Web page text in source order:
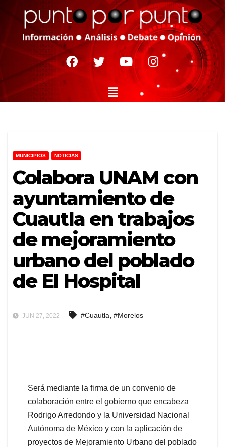
MUNICIPIOS NOTICIAS
Colabora UNAM con
ayuntamiento de
Cuautla en trabajos
de mejoramiento
urbano del poblado
de El Hospital
JUN 27, 2022 #Cuautla, #Morelos
Será mediante la firma de un convenio de
colaboración entre el gobierno que encabeza
Rodrigo Arredondo y la Universidad Nacional
Autónoma de México y con la aplicación de
proyectos de Mejoramiento Urbano del poblado